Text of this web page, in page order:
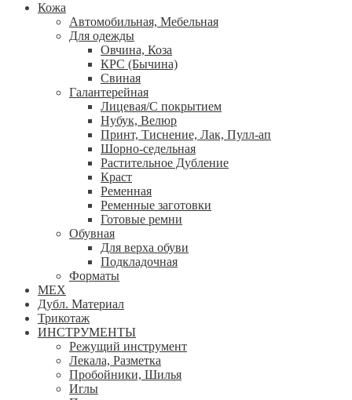
Кожа
Автомобильная, Мебельная
Для одежды
Овчина, Коза
КРС (Бычина)
Свиная
Галантерейная
Лицевая/С покрытием
Нубук, Велюр
Принт, Тиснение, Лак, Пулл-ап
Шорно-седельная
Растительное Дубление
Краст
Ременная
Ременные заготовки
Готовые ремни
Обувная
Для верха обуви
Подкладочная
Форматы
МЕХ
Дубл. Материал
Трикотаж
ИНСТРУМЕНТЫ
Режущий инструмент
Лекала, Разметка
Пробойники, Шилья
Иглы